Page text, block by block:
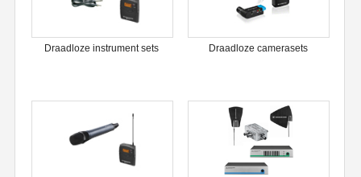
Draadloze instrument sets Draadloze camerasets